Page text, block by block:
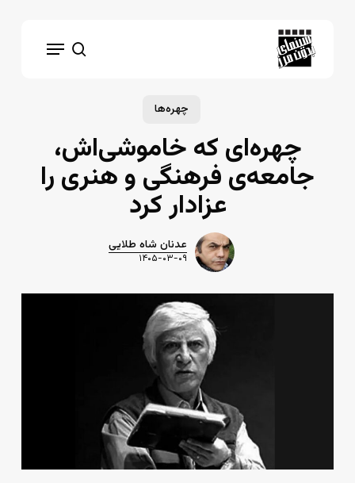
search
Menu
چهره‌ها
چهره‌ای که خاموشی‌اش،
جامعه‌ی فرهنگی و هنری را
عزادار کرد
عدنان شاه طلایی
۱۴۰۵-۰۳-۰۹